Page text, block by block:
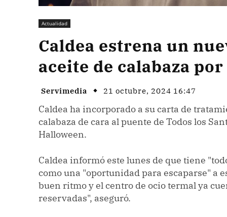
Actualidad
Caldea estrena un
aceite de calabaza
Servimedia 21 octubre, 2024 16:47
Caldea ha incorporado a su carta de
calabaza de cara al puente de Todos los
Halloween.
Caldea informó este lunes de que tiene
como una "oportunidad para escaparse" a
buen ritmo y el centro de ocio termal ya
reservadas", aseguró.